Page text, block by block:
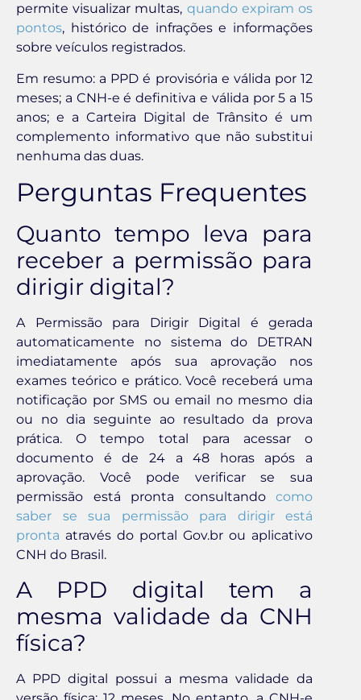
permite visualizar multas, quando expiram os
pontos, histórico de infrações e informações
sobre veículos registrados.
Em resumo: a PPD é provisória e válida por 12
meses; a CNH-e é definitiva e válida por 5 a 15
anos; e a Carteira Digital de Trânsito é um
complemento informativo que não substitui
nenhuma das duas.
Perguntas Frequentes
Quanto tempo leva para
receber a permissão para
dirigir digital?
A Permissão para Dirigir Digital é gerada
automaticamente no sistema do DETRAN
imediatamente após sua aprovação nos
exames teórico e prático. Você receberá uma
notificação por SMS ou email no mesmo dia
ou no dia seguinte ao resultado da prova
prática. O tempo total para acessar o
documento é de 24 a 48 horas após a
aprovação. Você pode verificar se sua
permissão está pronta consultando como
saber se sua permissão para dirigir está
pronta através do portal Gov.br ou aplicativo
CNH do Brasil.
A PPD digital tem a
mesma validade da CNH
física?
A PPD digital possui a mesma validade da